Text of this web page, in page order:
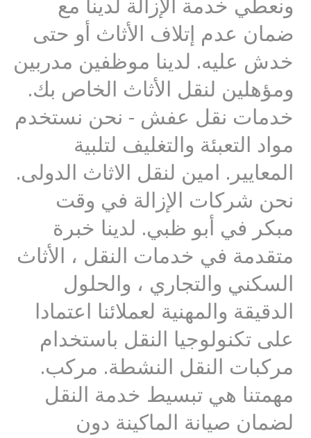
ضمان عدم إتلاف الأثاث أو حتى
خدش عليه. لدينا موظفين مدربين
ومؤهلين لنقل الأثاث الخاص بك.
خدمات نقل عفش - نحن نستخدم
مواد التعبئة والتغليف لتلبية
المعايير. امين لنقل الاثاث الدولى.
نحن شركات الإزالة في وقت
مبكر في أبو ظبي. لدينا خبرة
متقدمة في خدمات النقل ، الأثاث
السكني والتجاري ، والحلول
الدقيقة والمهنية لعملائنا اعتمادا
على تكنولوجيا النقل باستخدام
مركبات النقل النشطة. مركب.
مهمتنا هي تبسيط خدمة النقل
لضمان صيانة الماكينة دون